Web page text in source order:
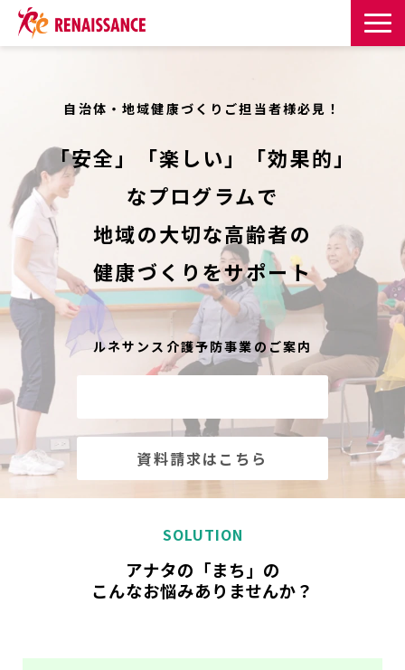
導入事例
お知らせ
お役立ち記事一覧
お役立ち資料
イベント・セミナー
自治体・地域健康づくりご担当者様必見！
「安全」「楽しい」「効果的」
なプログラムで
地域の大切な高齢者の
健康づくりをサポート
ルネサンス介護予防事業のご案内
資料請求はこちら
SOLUTION
アナタの「まち」の
こんなお悩みありませんか？